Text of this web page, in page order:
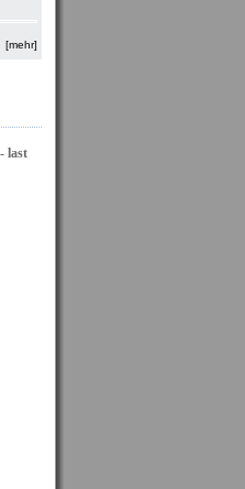
[mehr]
last